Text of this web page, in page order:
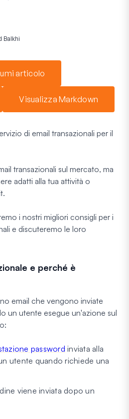
Balkhi
articolo
Visualizza Markdown
di email transazionali per il
transazionali sul mercato, ma
adatti alla tua attività o
i nostri migliori consigli per i
e discuteremo le loro
e perché è
email che vengono inviate
un utente esegue un'azione sul
password inviata alla
utente quando richiede una
viene inviata dopo un